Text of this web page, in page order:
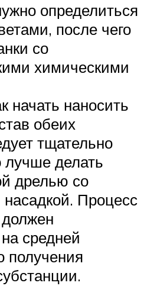
определиться
после чего
со
химическими
начать наносить
обеих
тщательно
делать
дрелью со
Процесс
средней
получения